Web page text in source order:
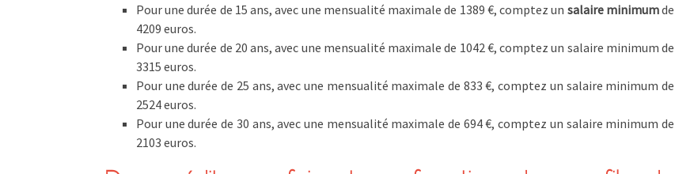
Pour une durée de 15 ans, avec une mensualité maximale de 1389 €, comptez un salaire minimumde
4209 euros.
Pour une durée de 20 ans, avec une mensualité maximale de 1042 €, comptez un salaire minimum de
3315 euros.
Pour une durée de 25 ans, avec une mensualité maximale de 833 €, comptez un salaire minimum de
2524 euros.
Pour une durée de 30 ans, avec une mensualité maximale de 694 €, comptez un salaire minimum de
2103 euros.